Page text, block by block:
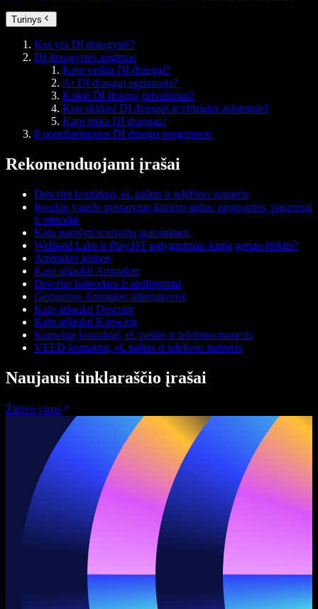
Turinys
Kas yra DI draugystė?
DI draugystės augimas
Kaip veikia DI draugai?
Ar DI draugai egzistuoja?
Kokie DI draugų privalumai?
Kuo skiriasi DI draugas ir virtualus asistentas?
Kam tinka DI draugas?
8 populiariausios DI draugo programos:
Rekomenduojami įrašai
Descript kontaktai, el. paštas ir telefono numeris
Įtraukių vaizdo pristatymų kūrimo gidas: programos, patarimai
ir metodai
Kaip parašyti scenarijų įgarsinimui
Wellsaid Labs ir Play.HT palyginimas: kurią geriau rinktis?
Animaker kainos
Kaip atšaukti Animaker
Descript kainodara ir atsiliepimai
Geriausios Animaker alternatyvos
Kaip atšaukti Descript
Kaip atšaukti Kapwing
Kapwing kontaktai, el. paštas ir telefono numeris
VEED kontaktai, el. paštas ir telefono numeris
Naujausi tinklaraščio įrašai
Žiūrėti visus